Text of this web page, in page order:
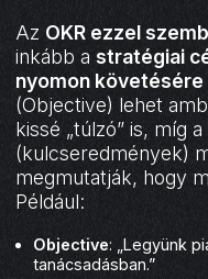
Az OKR ezzel
inkább astratégiai
nyomon követésére
(Objective) lehet
kissé „túlzó” is, míg
(kulcseredmények)
megmutatják, hogy
Például:
Objective: „Legyünk
tanácsadásban.”